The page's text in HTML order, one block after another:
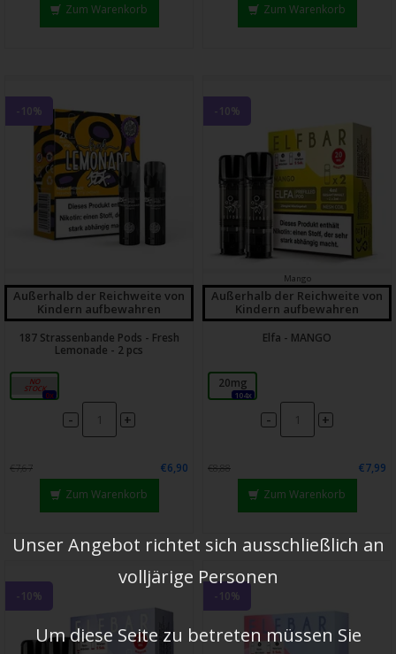
Zum Warenkorb
Zum Warenkorb
-10%
Außerhalb der Reichweite von
Kindern aufbewahren
187 Strassenbande Pods - Fresh
Lemonade - 2 pcs
20mg
0x
- +
€7,67
€6,90
Zum Warenkorb
-10%
Mango
Außerhalb der Reichweite von
Kindern aufbewahren
Elfa - MANGO
20mg
104x
- +
€8,88
€7,99
Zum Warenkorb
-10% -10%
Unser Angebot richtet sich ausschließlich an
volljärige Personen
Um diese Seite zu betreten müssen Sie